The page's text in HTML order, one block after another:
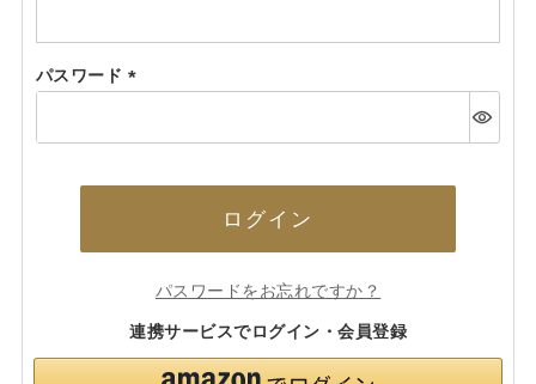
須)
パスワード
須)
ログイン
パスワードをお忘れですか？
連携サービスでログイン・会員登録